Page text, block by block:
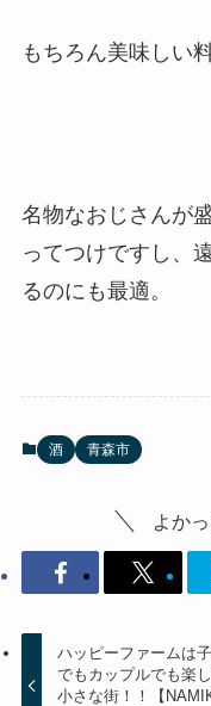
もちろん美味しい
名物なおじさんが
ってつけですし、
るのにも最適。
酒 青森市
よか
ハッピーファームは
でもカップルでも楽
小さな街！！【